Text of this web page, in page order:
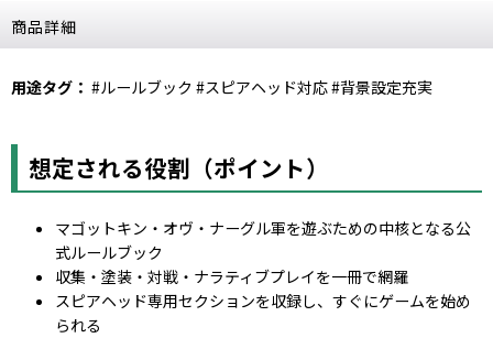
商品詳細
用途タグ： #ルールブック #スピアヘッド対応 #背景設定充実
想定される役割（ポイント）
マゴットキン・オヴ・ナーグル軍を遊ぶための中核となる公
式ルールブック
収集・塗装・対戦・ナラティブプレイを一冊で網羅
スピアヘッド専用セクションを収録し、すぐにゲームを始め
られる